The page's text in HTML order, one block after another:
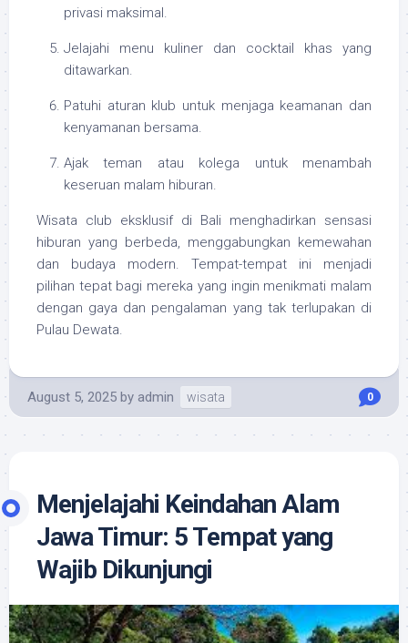
privasi maksimal.
Jelajahi menu kuliner dan cocktail khas yang
ditawarkan.
Patuhi aturan klub untuk menjaga keamanan dan
kenyamanan bersama.
Ajak teman atau kolega untuk menambah
keseruan malam hiburan.
Wisata club eksklusif di Bali menghadirkan sensasi
hiburan yang berbeda, menggabungkan kemewahan
dan budaya modern. Tempat-tempat ini menjadi
pilihan tepat bagi mereka yang ingin menikmati malam
dengan gaya dan pengalaman yang tak terlupakan di
Pulau Dewata.
August 5, 2025 by admin wisata 0
Menjelajahi Keindahan Alam
Jawa Timur: 5 Tempat yang
Wajib Dikunjungi